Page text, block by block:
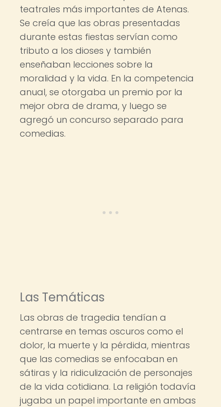
teatrales más importantes de Atenas.
Se creía que las obras presentadas
durante estas fiestas servían como
tributo a los dioses y también
enseñaban lecciones sobre la
moralidad y la vida. En la competencia
anual, se otorgaba un premio por la
mejor obra de drama, y luego se
agregó un concurso separado para
comedias.
Las Temáticas
Las obras de tragedia tendían a
centrarse en temas oscuros como el
dolor, la muerte y la pérdida, mientras
que las comedias se enfocaban en
sátiras y la ridiculización de personajes
de la vida cotidiana. La religión todavía
jugaba un papel importante en ambas